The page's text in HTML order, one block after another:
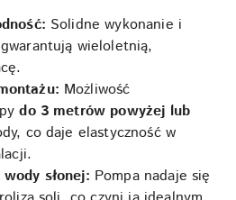
Solidne wykonanie i
wieloletnią,
Możliwość
do 3 metrów powyżej lub
co daje elastyczność w
słonej: Pompa nadaje się